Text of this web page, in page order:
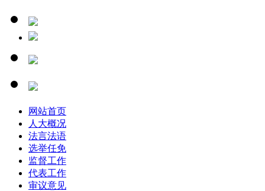
网站首页
人大概况
法言法语
选举任免
监督工作
代表工作
审议意见